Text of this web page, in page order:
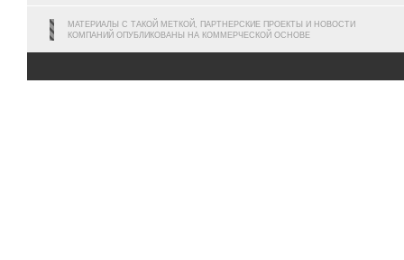
МАТЕРИАЛЫ С ТАКОЙ МЕТКОЙ, ПАРТНЕРСКИЕ ПРОЕКТЫ И НОВОСТИ
КОМПАНИЙ ОПУБЛИКОВАНЫ НА КОММЕРЧЕСКОЙ ОСНОВЕ